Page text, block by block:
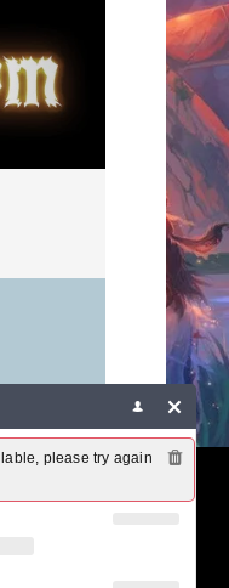
please try again